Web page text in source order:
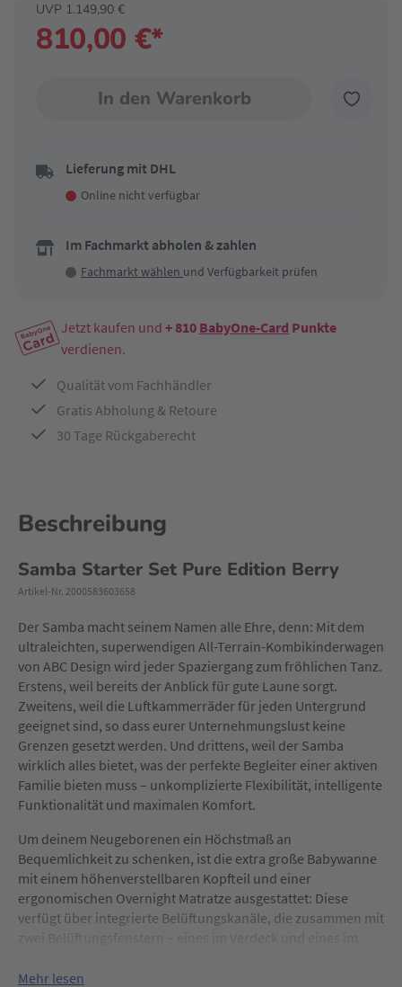
810,00 €*
UVP 1.149,90 €
In den Warenkorb
Lieferung mit DHL
Online nicht verfügbar
Im Fachmarkt abholen & zahlen
Fachmarkt wählen und Verfügbarkeit prüfen
Jetzt kaufen und + 810 BabyOne-Card Punkte
verdienen.
Qualität vom Fachhändler
Gratis Abholung & Retoure
30 Tage Rückgaberecht
Beschreibung
Samba Starter Set Pure Edition Berry
Artikel-Nr. 2000583603658
Der Samba macht seinem Namen alle Ehre, denn: Mit dem
ultraleichten, superwendigen All-Terrain-Kombikinderwagen
von ABC Design wird jeder Spaziergang zum fröhlichen Tanz.
Erstens, weil bereits der Anblick für gute Laune sorgt.
Zweitens, weil die Luftkammerräder für jeden Untergrund
geeignet sind, so dass eurer Unternehmungslust keine
Grenzen gesetzt werden. Und drittens, weil der Samba
wirklich alles bietet, was der perfekte Begleiter einer aktiven
Familie bieten muss – unkomplizierte Flexibilität, intelligente
Funktionalität und maximalen Komfort.
Um deinem Neugeborenen ein Höchstmaß an
Bequemlichkeit zu schenken, ist die extra große Babywanne
mit einem höhenverstellbaren Kopfteil und einer
ergonomischen Overnight Matratze ausgestattet: Diese
verfügt über integrierte Belüftungskanäle, die zusammen mit
vorbeugen und ein stets angenehmes Klima versprechen.
Mehr lesen